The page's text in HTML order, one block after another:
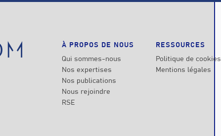
À PROPOS DE NOUS
Qui sommes-nous
Nos expertises
Nos publications
Nous rejoindre
RSE
RESSOURCES
Politique de cookies
Mentions légales